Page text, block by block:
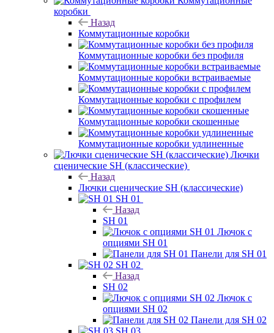
коробки
Назад
Коммутационные коробки
Коммутационные коробки без профиля
Коммутационные коробки встраиваемые
Коммутационные коробки с профилем
Коммутационные коробки скошенные
Коммутационные коробки удлиненные
Лючки
сценические SH (классические)
Назад
Лючки сценические SH (классические)
SH 01
Назад
SH 01
Лючок с
опциями SH 01
Панели для SH 01
SH 02
Назад
SH 02
Лючок с
опциями SH 02
Панели для SH 02
SH 03